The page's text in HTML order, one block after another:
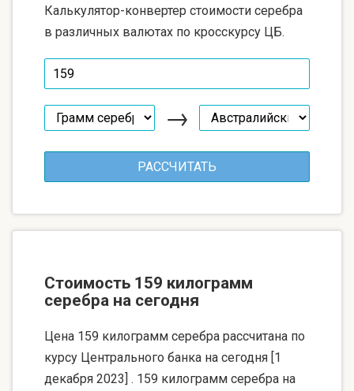
Калькулятор-конвертер стоимости серебра
в различных валютах по кросскурсу ЦБ.
→
Стоимость 159 килограмм
серебра на сегодня
Цена 159 килограмм серебра рассчитана по
курсу Центрального банка на сегодня [1
декабря 2023] . 159 килограмм серебра на